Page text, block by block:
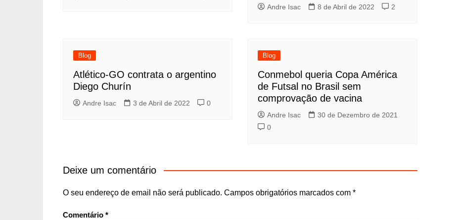
Andre Isac 8 de Abril de 2022 2
Blog
Atlético-GO contrata o argentino
Diego Churín
Andre Isac 3 de Abril de 2022 0
Blog
Conmebol queria Copa América
de Futsal no Brasil sem
comprovação de vacina
Andre Isac
30 de Dezembro de 2021
0
Deixe um comentário
O seu endereço de email não será publicado. Campos obrigatórios marcados com *
Comentário *